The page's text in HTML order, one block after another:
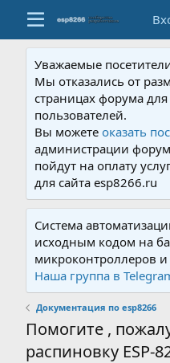
Уважаемые
Мы отказались от
страницах форума
пользователей.
Вы можетеоказать
администрации
пойдут на оплату
для сайта esp8266.ru
Система
исходным кодом на
микроконтроллеров
Наша группа в
Документация по esp8266
Помогите ,
распиновку ESP-